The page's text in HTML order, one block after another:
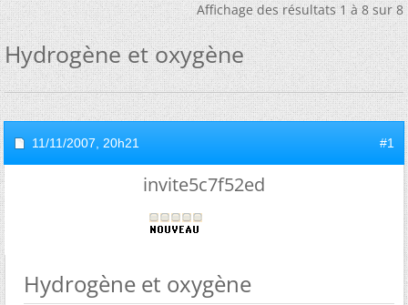
Affichage des résultats 1 à 8 sur 8
Hydrogène et oxygène
11/11/2007, 20h21 #1
invite5c7f52ed
Hydrogène et oxygène